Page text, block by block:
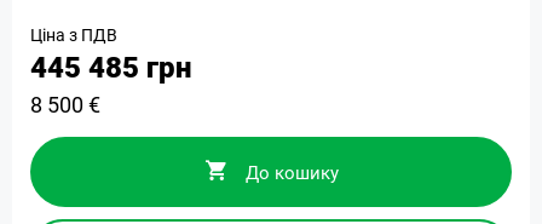
Ціна з ПДВ
445 485 грн
8 500 €
До кошику